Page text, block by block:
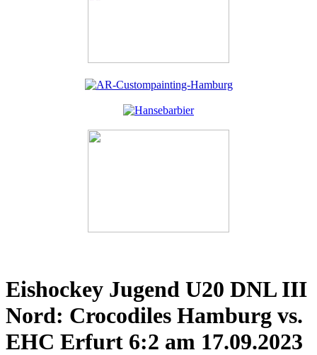
Eishockey Jugend U20 DNL III
Nord: Crocodiles Hamburg vs.
EHC Erfurt 6:2 am 17.09.2023